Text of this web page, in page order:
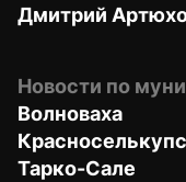
Дмитрий
Новости по
Волноваха
Тарко-Сале